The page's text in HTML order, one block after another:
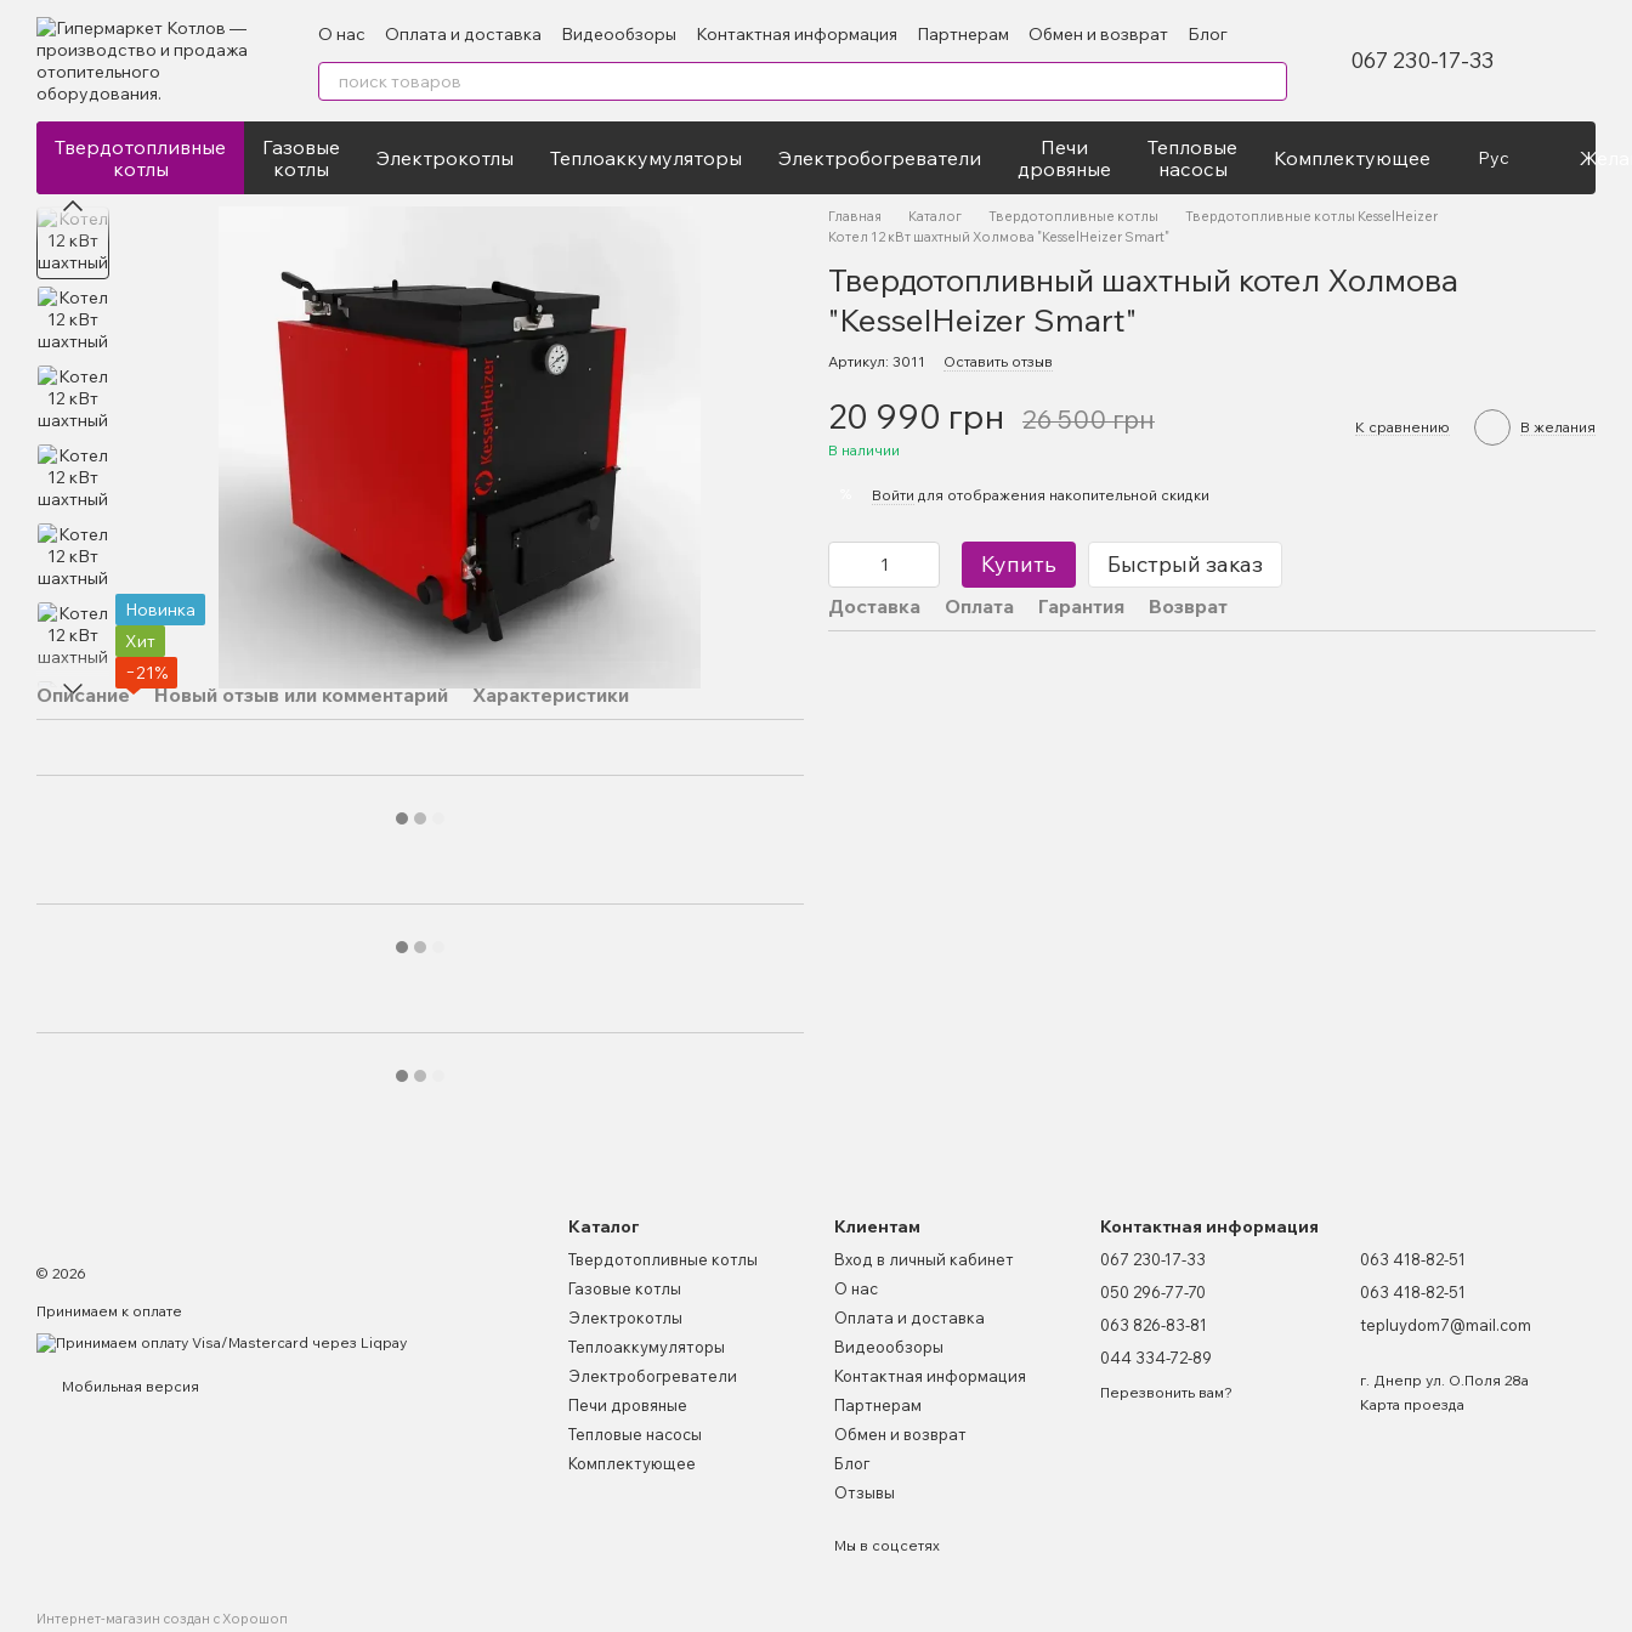
Перейти к основному контенту
О нас Оплата и доставка Видеообзоры Контактная информация Партнерам Обмен и возврат
Блог
Отзывы
067 230-17-33
Твердотопливные
котлы
Газовые
котлы
Электрокотлы Теплоаккумуляторы Электробогреватели
Печи
дровяные
Тепловые
насосы
Комплектующее Рус
Новинка
Хит
−21%
Описание Новый отзыв или комментарий Характеристики
Главная Каталог Твердотопливные котлы
Твердотопливные котлы KesselHeizer
Котел 12 кВт шахтный Холмова "KesselHeizer Smart"
Твердотопливный шахтный котел Холмова
"KesselHeizer Smart"
Артикул: 3011 Оставить отзыв
20 990 грн 26 500 грн
В наличии
К сравнению В желания
Войти для отображения накопительной скидки
Купить Быстрый заказ
Доставка Оплата Гарантия Возврат
© 2026
Принимаем к оплате
Мобильная версия
Интернет-магазин создан с Хорошоп
Каталог
Твердотопливные котлы
Газовые котлы
Электрокотлы
Теплоаккумуляторы
Электробогреватели
Печи дровяные
Тепловые насосы
Комплектующее
Клиентам
Вход в личный кабинет
О нас
Оплата и доставка
Видеообзоры
Контактная информация
Партнерам
Обмен и возврат
Блог
Отзывы
Мы в соцсетях
Контактная информация
067 230-17-33
050 296-77-70
063 826-83-81
044 334-72-89
Перезвонить вам?
063 418-82-51
063 418-82-51
tepluydom7@mail.com
г. Днепр ул. О.Поля 28а
Карта проезда